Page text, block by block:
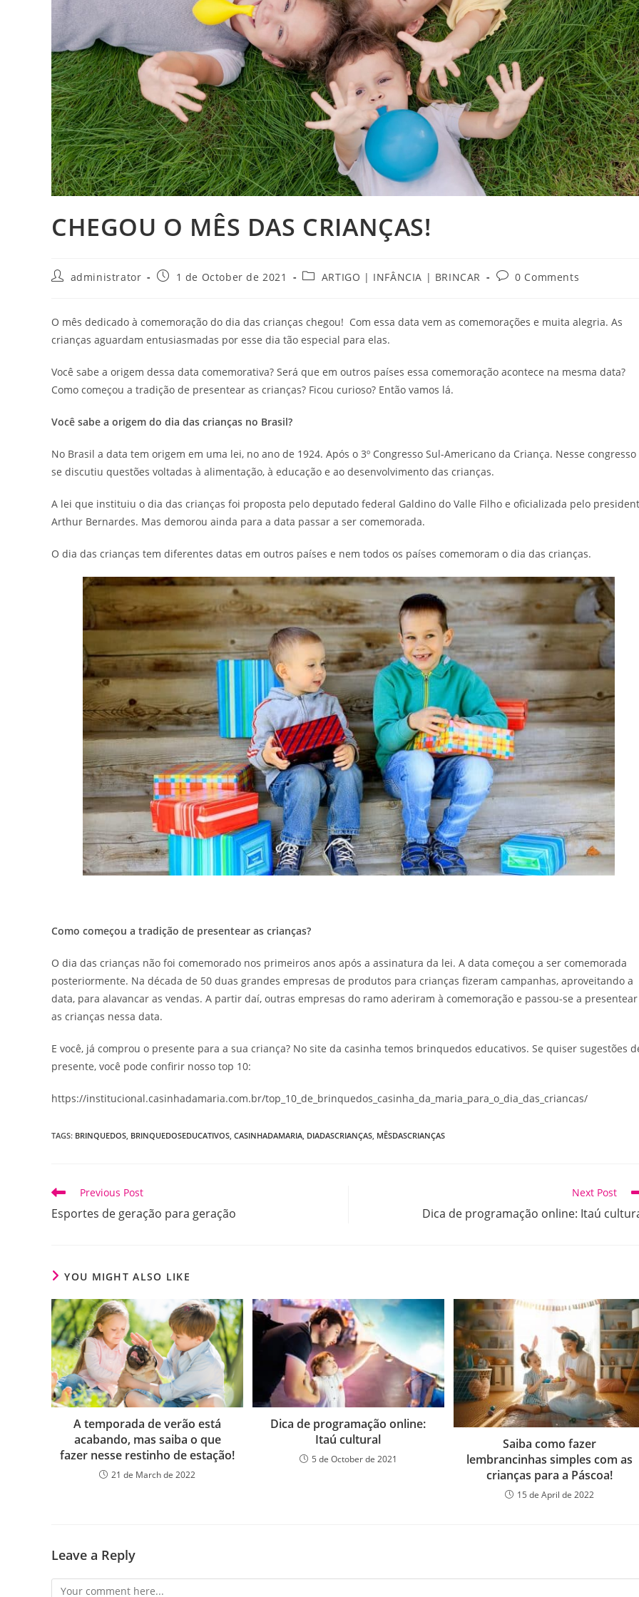
CHEGOU O MÊS DAS CRIANÇAS!
Postadministrator
Post1 de October de 2021
PostARTIGO | INFÂNCIA | BRINCAR
Post0 Comments
O mês dedicado à comemoração do dia das crianças chegou! Com essa data vem as comemorações e muita alegria. As
crianças aguardam entusiasmadas por esse dia tão especial para elas.
Você sabe a origem dessa data comemorativa? Será que em outros países essa comemoração acontece na mesma data?
Como começou a tradição de presentear as crianças? Ficou curioso? Então vamos lá.
Você sabe a origem do dia das crianças no Brasil?
No Brasil a data tem origem em uma lei, no ano de 1924. Após o 3º Congresso Sul-Americano da Criança. Nesse congresso
se discutiu questões voltadas à alimentação, à educação e ao desenvolvimento das crianças.
A lei que instituiu o dia das crianças foi proposta pelo deputado federal Galdino do Valle Filho e oficializada pelo pre
Arthur Bernardes. Mas demorou ainda para a data passar a ser comemorada.
O dia das crianças tem diferentes datas em outros países e nem todos os países comemoram o dia das crianças.
Como começou a tradição de presentear as crianças?
O dia das crianças não foi comemorado nos primeiros anos após a assinatura da lei. A data começou a ser comemorada
posteriormente. Na década de 50 duas grandes empresas de produtos para crianças fizeram campanhas, aproveitando a
data, para alavancar as vendas. A partir daí, outras empresas do ramo aderiram à comemoração e passou-se a presentear
as crianças nessa data.
E você, já comprou o presente para a sua criança? No site da casinha temos brinquedos educativos. Se quiser sugestões
presente, você pode confirir nosso top 10:
https://institucional.casinhadamaria.com.br/top_10_de_brinquedos_casinha_da_maria_para_o_dia_das_criancas/
TAGS: BRINQUEDOS, BRINQUEDOSEDUCATIVOS, CASINHADAMARIA, DIADASCRIANÇAS, MÊSDASCRIANÇAS
Read
articles
Previous Post
Esportes de geração para geração
Next Post
Dica de programação online: Itaú
YOU MIGHT ALSO LIKE
A temporada de verão está
acabando, mas saiba o que
fazer nesse restinho de estação!
21 de March de 2022
Dica de programação online:
Itaú cultural
5 de October de 2021
Saiba como fazer
lembrancinhas simples com as
crianças para a Páscoa!
15 de April de 2022
Leave a Reply
Comment